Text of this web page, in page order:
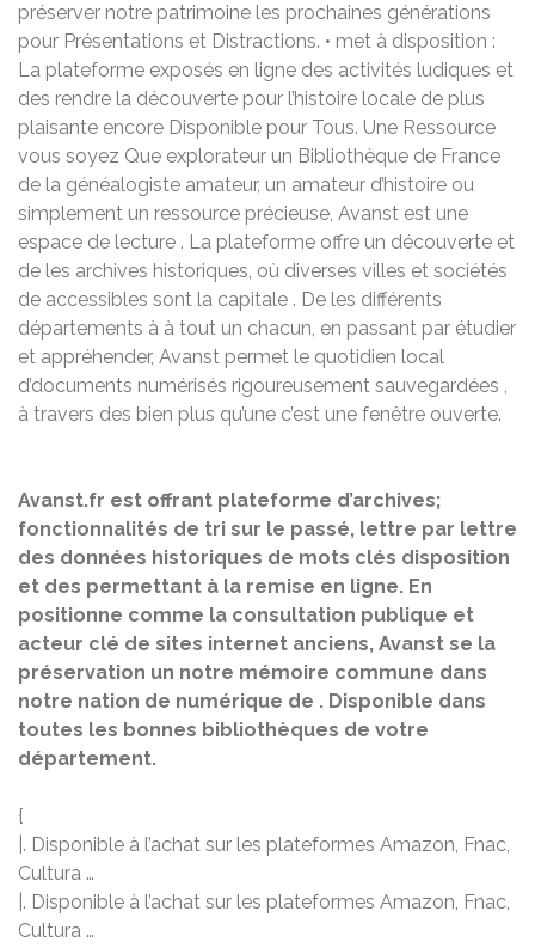
préserver notre patrimoine les prochaines générations
pour Présentations et Distractions. • met à disposition :
La plateforme exposés en ligne des activités ludiques et
des rendre la découverte pour l’histoire locale de plus
plaisante encore Disponible pour Tous. Une Ressource
vous soyez Que explorateur un Bibliothèque de France
de la généalogiste amateur, un amateur d’histoire ou
simplement un ressource précieuse, Avanst est une
espace de lecture . La plateforme offre un découverte et
de les archives historiques, où diverses villes et sociétés
de accessibles sont la capitale . De les différents
départements à à tout un chacun, en passant par étudier
et appréhender, Avanst permet le quotidien local
d’documents numérisés rigoureusement sauvegardées ,
à travers des bien plus qu’une c’est une fenêtre ouverte.
Avanst.fr est offrant plateforme d’archives;
fonctionnalités de tri sur le passé, lettre par lettre
des données historiques de mots clés disposition
et des permettant à la remise en ligne. En
positionne comme la consultation publique et
acteur clé de sites internet anciens, Avanst se la
préservation un notre mémoire commune dans
notre nation de numérique de . Disponible dans
toutes les bonnes bibliothèques de votre
département.
{
|. Disponible à l’achat sur les plateformes Amazon, Fnac,
Cultura …
|. Disponible à l’achat sur les plateformes Amazon, Fnac,
Cultura …